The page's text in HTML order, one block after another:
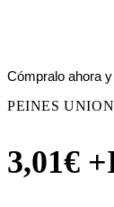
Cómpralo ahora
PEINES
3,01€